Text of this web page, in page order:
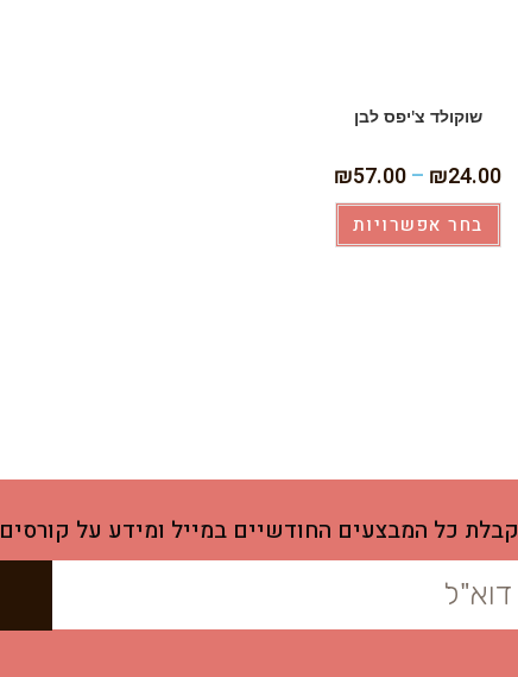
שוקולד צ'יפס לבן
₪24.00
–
₪57.00
בחר אפשרויות
כל המבצעים החודשיים במייל ומידע על קורסים